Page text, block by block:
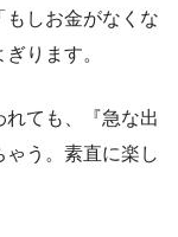
しお金がなくな
ります。
れても、『急な出
う。素直に楽し